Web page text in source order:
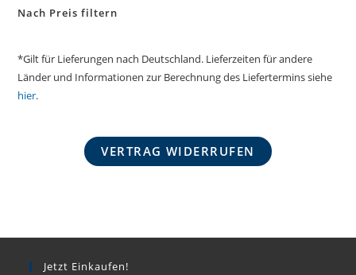
Nach Preis filtern
*Gilt für Lieferungen nach Deutschland. Lieferzeiten für andere
Länder und Informationen zur Berechnung des Liefertermins siehe
hier.
VERTRAG WIDERRUFEN
Jetzt Einkaufen!